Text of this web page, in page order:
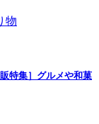
物
特集］グルメや和菓